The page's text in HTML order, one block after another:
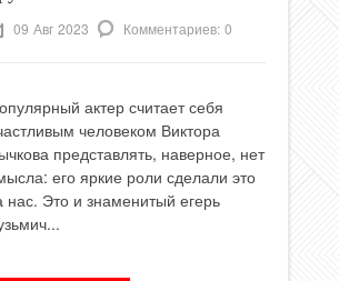
09 Авг 2023 Комментариев: 0
актер считает себя
человеком Виктора
представлять, наверное, нет
его яркие роли сделали это
нас. Это и знаменитый егерь